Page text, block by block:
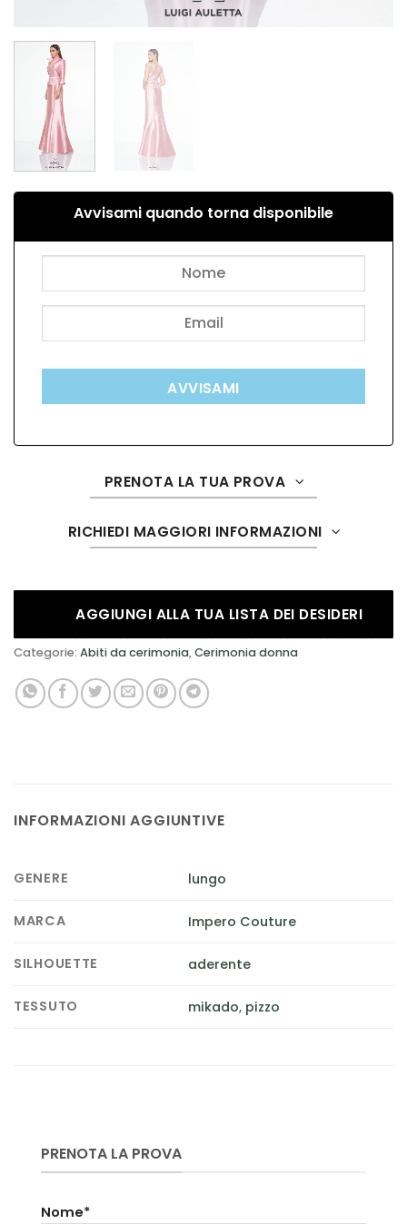
Avvisami quando torna disponibile
AVVISAMI
PRENOTA LA TUA PROVA
RICHIEDI MAGGIORI INFORMAZIONI
AGGIUNGI ALLA TUA LISTA DEI DESIDERI
Categorie: Abiti da cerimonia,Cerimonia donna
INFORMAZIONI AGGIUNTIVE
GENERE lungo
MARCA Impero Couture
SILHOUETTE aderente
TESSUTO mikado, pizzo
PRENOTA LA PROVA
Nome*